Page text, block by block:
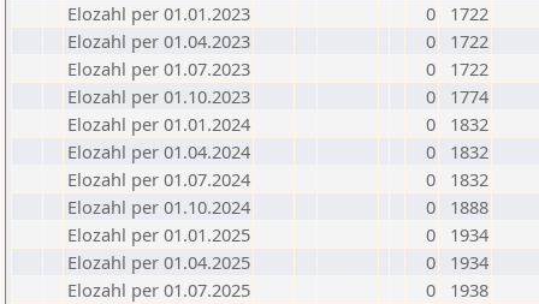
Elozahl per 01.01.2023
0
1722
Elozahl per 01.04.2023
0
1722
Elozahl per 01.07.2023
0
1722
Elozahl per 01.10.2023
0
1774
Elozahl per 01.01.2024
0
1832
Elozahl per 01.04.2024
0
1832
Elozahl per 01.07.2024
0
1832
Elozahl per 01.10.2024
0
1888
Elozahl per 01.01.2025
0
1934
Elozahl per 01.04.2025
0
1934
Elozahl per 01.07.2025
0
1938